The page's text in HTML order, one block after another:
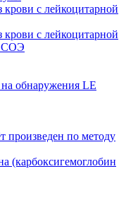
с лейкоцитарной
с лейкоцитарной
СОЭ
обнаружения LE
произведен по методу
(карбоксигемоглобин